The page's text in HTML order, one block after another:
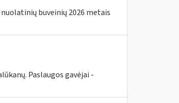
buveinių 2026 metais
Paslaugos gavėjai -